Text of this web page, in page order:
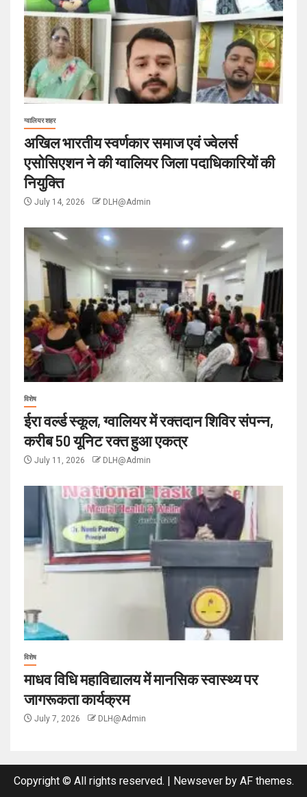
ग्वालियर शहर
अखिल भारतीय स्वर्णकार समाज एवं ज्वेलर्स
एसोसिएशन ने की ग्वालियर जिला पदाधिकारियों की
नियुक्ति
July 14, 2026 DLH@Admin
विशेष
ईरा वर्ल्ड स्कूल, ग्वालियर में रक्तदान शिविर संपन्न,
करीब 50 यूनिट रक्त हुआ एकत्र
July 11, 2026 DLH@Admin
विशेष
माधव विधि महाविद्यालय में मानसिक स्वास्थ्य पर
जागरूकता कार्यक्रम
July 7, 2026 DLH@Admin
Copyright © All rights reserved. | Newseverby AF themes.